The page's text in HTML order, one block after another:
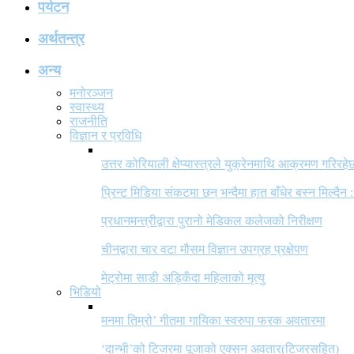
पर्यटन
अर्थतन्त्र
अन्य
मनोरञ्जन
स्वास्थ्य
राजनीति
विज्ञान र प्रविधि
उत्तर कोरियाली क्षेप्यास्त्रले युक्रेनमाथि आक्रमण
प्रिन्ट मिडिया संकटमा छन् भन्दैमा हात बाँधेर बस्न मिल्दैन
प्रधानमन्त्रीद्वारा पुरानो मेडिकल कलेजको निरीक्षण
चीनद्वारा चार वटा मौसम विज्ञान उपग्रह प्रक्षेपण
मेट्रोमा साडी अड्किँदा महिलाको मृत्यु
भिडियो
मनमा तिम्रो’ गीतमा गायिका स्वरुपा फरक अवतारमा
‘दान्भी’को टिजरमा पूजाको एक्सन अवतार(टिजरसहित)